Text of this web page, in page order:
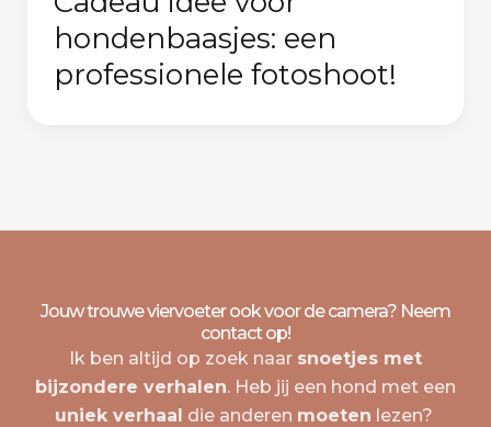
hondenbaasjes: een
professionele fotoshoot!
Jouw trouwe viervoeter ook voor de camera? Neem
contact op!
Ik ben altijd op zoek naar snoetjes met
bijzondere verhalen. Heb jij een hond met een
uniek verhaal die anderen moeten lezen?